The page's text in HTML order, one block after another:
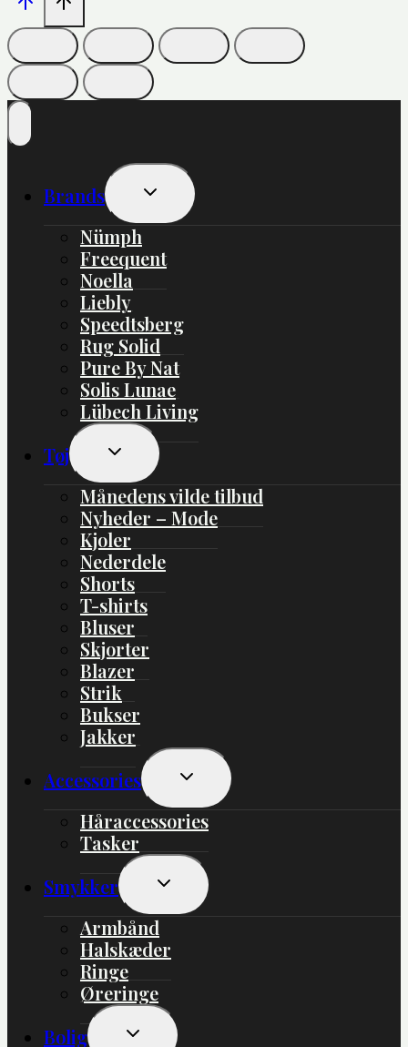
Brands
Skift
Undermenu
Nümph
Freequent
Noella
Liebly
Speedtsberg
Rug Solid
Pure By Nat
Solis Lunae
Lübech Living
Tøj
Skift
Undermenu
Månedens vilde tilbud
Nyheder – Mode
Kjoler
Nederdele
Shorts
T-shirts
Bluser
Skjorter
Blazer
Strik
Bukser
Jakker
Accessories
Skift
Undermenu
Håraccessories
Tasker
Smykker
Skift
Undermenu
Armbånd
Halskæder
Ringe
Øreringe
Bolig
Skift